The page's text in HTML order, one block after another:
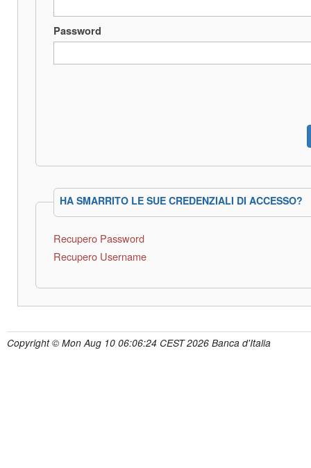
Password
HA SMARRITO LE SUE CREDENZIALI DI ACCESSO?
Recupero Password
Recupero Username
Copyright © Mon Aug 10 06:06:24 CEST 2026 Banca d'Italia